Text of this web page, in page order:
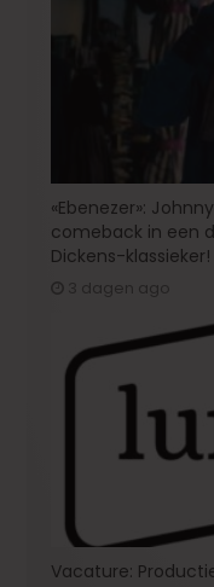
«Ebenezer»:
comeback in een
Dickens-klassieker!
3 dagen ago
Vacature: